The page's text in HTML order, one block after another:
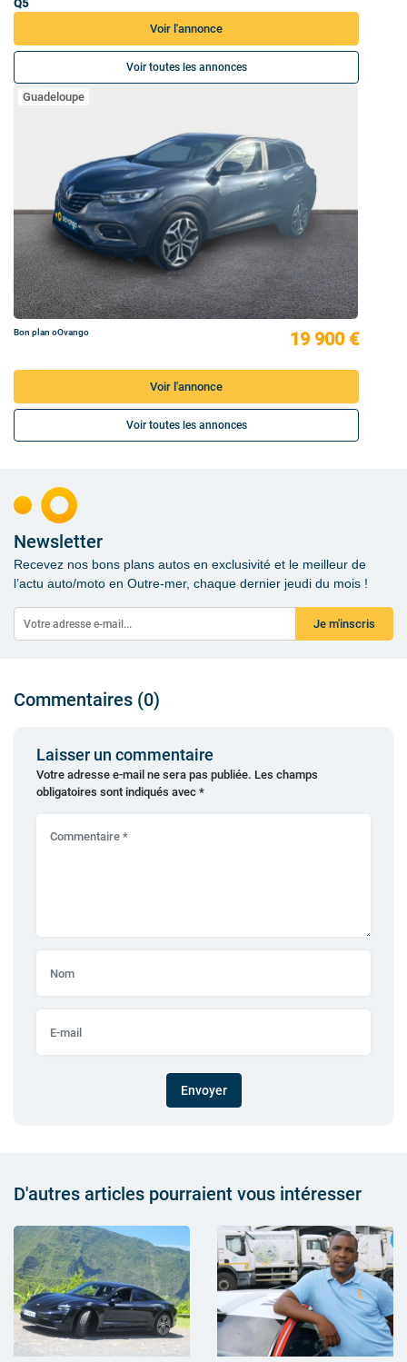
Q5
Voir l'annonce
Voir toutes les annonces
Guadeloupe
Bon plan oOvango 19 900 €
Voir l'annonce
Voir toutes les annonces
Newsletter
Recevez nos bons plans autos en exclusivité et le meilleur de
l’actu auto/moto en Outre-mer, chaque dernier jeudi du mois !
Je m'inscris
Commentaires (0)
Laisser un commentaire
Votre adresse e-mail ne sera pas publiée. Les champs
obligatoires sont indiqués avec *
Envoyer
D'autres articles pourraient vous intéresser